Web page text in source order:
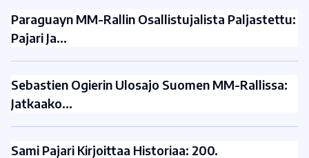
Paraguayn MM-Rallin Osallistujalista Paljastettu:
Pajari Ja…
Sebastien Ogierin Ulosajo Suomen MM-Rallissa:
Jatkaako…
Sami Pajari Kirjoittaa Historiaa: 200.